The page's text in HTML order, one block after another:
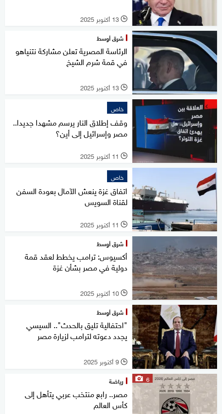
l 13 أكتوبر 2025
شرق أوسط
الرئاسة المصرية تعلن مشاركة نتنياهو
في قمة شرم الشيخ
l 13 أكتوبر 2025
خاص
وقف إطلاق النار يرسم مشهدا جديدا..
مصر وإسرائيل إلى أين؟
l 11 أكتوبر 2025
خاص
اتفاق غزة ينعش الآمال بعودة السفن
لقناة السويس
l 11 أكتوبر 2025
شرق أوسط
أكسيوس: ترامب يخطط لعقد قمة
دولية في مصر بشأن غزة
l 10 أكتوبر 2025
شرق أوسط
"احتفالية تليق بالحدث".. السيسي
يجدد دعوته لترامب لزيارة مصر
l 9 أكتوبر 2025
6 رياضة
مصر.. رابع منتخب عربي يتأهل إلى
كأس العالم